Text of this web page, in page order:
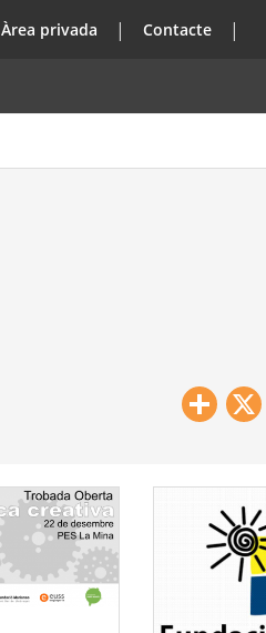
top
Àrea privada Contacte